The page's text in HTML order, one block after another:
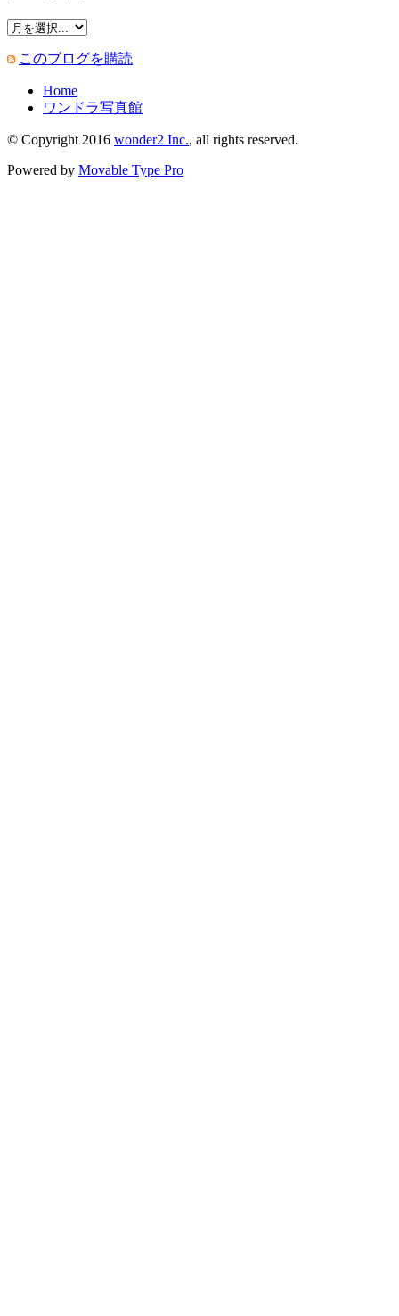
このブログを購読
Home
ワンドラ写真館
© Copyright 2016 wonder2 Inc., all rights reserved.
Powered by Movable Type Pro